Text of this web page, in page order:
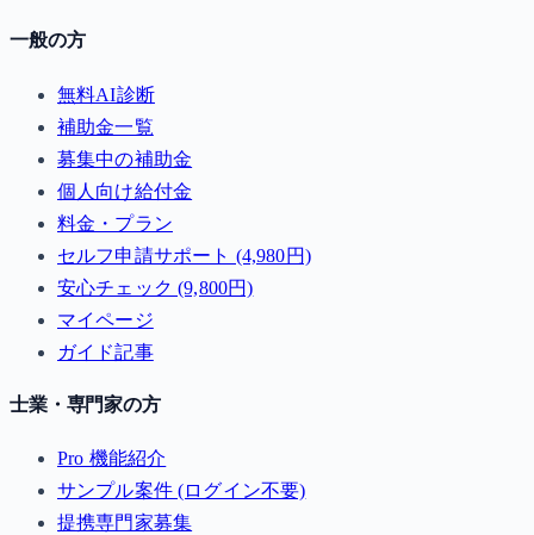
一般の方
無料AI診断
補助金一覧
募集中の補助金
個人向け給付金
料金・プラン
セルフ申請サポート (4,980円)
安心チェック (9,800円)
マイページ
ガイド記事
士業・専門家の方
Pro 機能紹介
サンプル案件 (ログイン不要)
提携専門家募集